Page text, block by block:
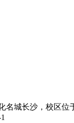
名城长沙，校区